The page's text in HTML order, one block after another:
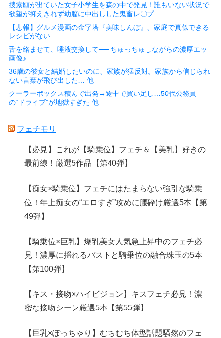
捜索願が出ていた女子小学生を森の中で発見！誰もいない状況で
欲望が抑えきれず幼膣に中出しした鬼畜レ〇プ
【悲報】グルメ漫画の金字塔『美味しんぼ』、家庭で真似できる
レシピがない
舌を絡ませて、唾液交換して── ちゅっちゅしながらの濃厚エッ
画像♪
36歳の彼女と結婚したいのに、家族が猛反対。家族から信じられ
ない言葉が飛び出した… 他
クーラーボックス積んで出発→途中で買い足し…50代公務員
の“ドライブ”が地獄すぎた 他
フェチモリ
【必見】これが【騎乗位】フェチ＆【美乳】好きの
最前線！厳選5作品【第40弾】
【痴女×騎乗位】フェチにはたまらない強引な騎乗
位！年上痴女の“エロすぎ”攻めに腰砕け厳選5本【第
49弾】
【騎乗位×巨乳】爆乳美女人気急上昇中のフェチ必
見！濃厚に揺れるバストと騎乗位の融合珠玉の5本
【第100弾】
【キス・接吻×ハイビジョン】キスフェチ必見！濃
密な接吻シーン厳選5本【第55弾】
【巨乳×ぽっちゃり】むちむち体型話題騒然のフェ